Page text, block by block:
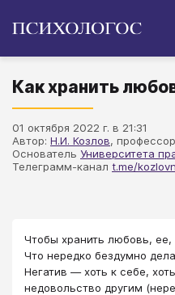
Как хранить
01 октября 2022 г. в 21:31
Автор: Н.И. Козлов,
Основатель Университета
Телеграмм-канал t.me/
Чтобы хранить любовь,
Что нередко бездумно
Негатив — хоть к себе,
недовольство другим